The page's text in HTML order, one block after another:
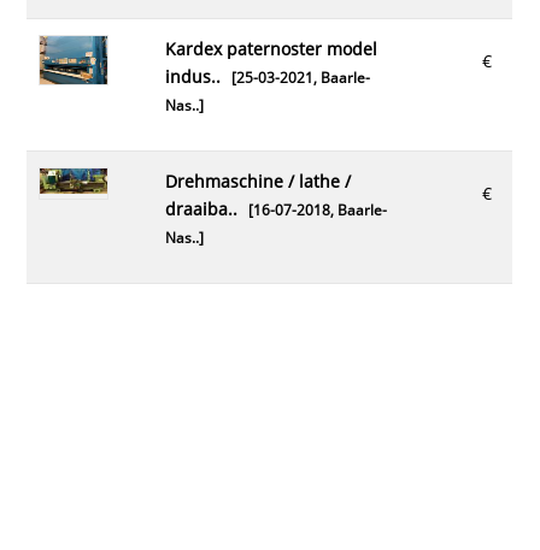
€
kardex paternoster model
indus..[25-03-2021, Baarle-
Nas..]
€
drehmaschine / lathe /
draaiba..[16-07-2018, Baarle-
Nas..]